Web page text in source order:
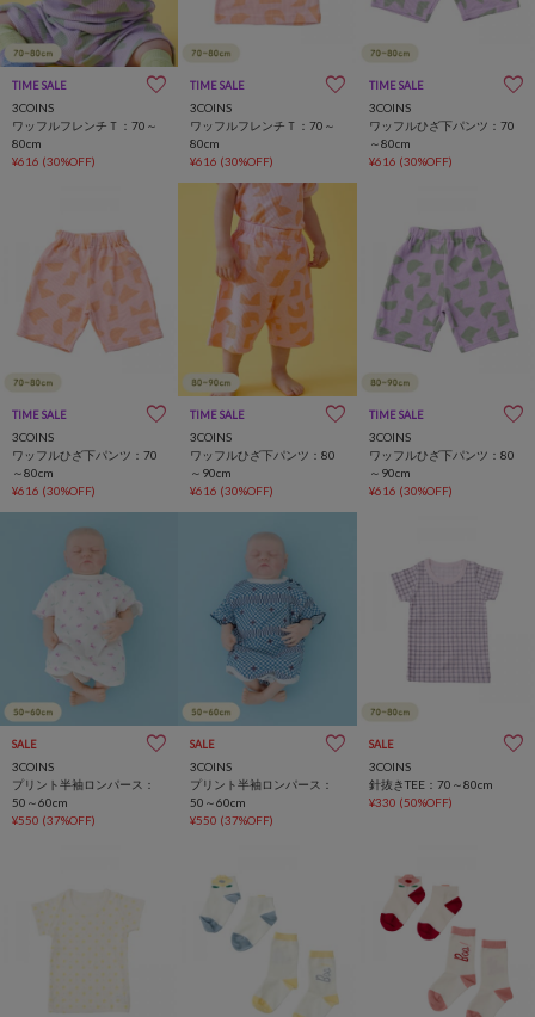
TIME SALE
3COINS
ワッフルフレンチＴ：70～
80cm
¥616 (30%OFF)
TIME SALE
3COINS
ワッフルフレンチＴ：70～
80cm
¥616 (30%OFF)
TIME SALE
3COINS
ワッフルひざ下パンツ：70
～80cm
¥616 (30%OFF)
TIME SALE
3COINS
ワッフルひざ下パンツ：70
～80cm
¥616 (30%OFF)
TIME SALE
3COINS
ワッフルひざ下パンツ：80
～90cm
¥616 (30%OFF)
TIME SALE
3COINS
ワッフルひざ下パンツ：80
～90cm
¥616 (30%OFF)
SALE
3COINS
プリント半袖ロンパース：
50～60cm
¥550 (37%OFF)
SALE
3COINS
プリント半袖ロンパース：
50～60cm
¥550 (37%OFF)
SALE
3COINS
針抜きTEE：70～80cm
¥330 (50%OFF)